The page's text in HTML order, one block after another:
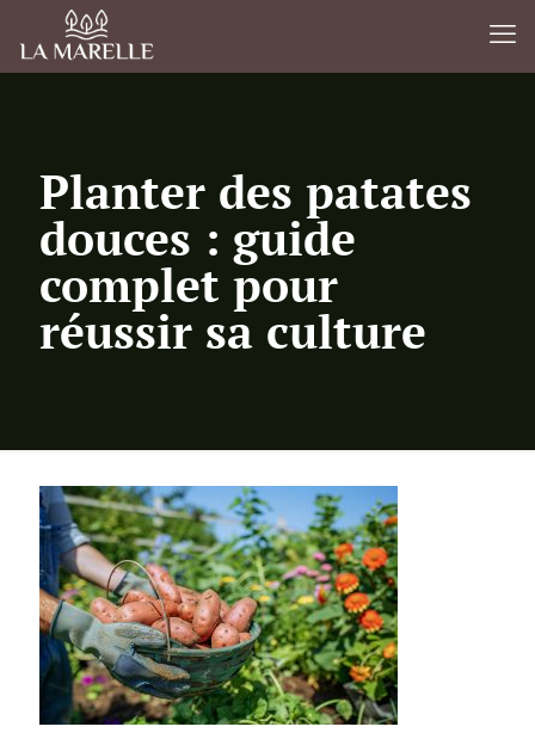
Planter des patates
douces : guide
complet pour
réussir sa culture